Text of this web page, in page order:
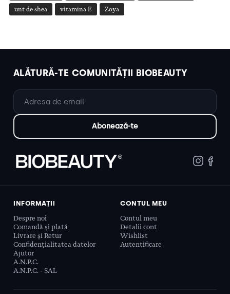
unt de shea vitamina E Zoya
ALĂTURĂ-TE COMUNITĂȚII BIOBEAUTY
INFORMAȚII
Despre noi
Comandă și plată
Livrare și Retur
Confidențialitatea datelor
Ajutor
A.N.P.C.
A.N.P.C. - SAL
CONTUL MEU
Contul meu
Detalii cont
Wishlist
Autentificare